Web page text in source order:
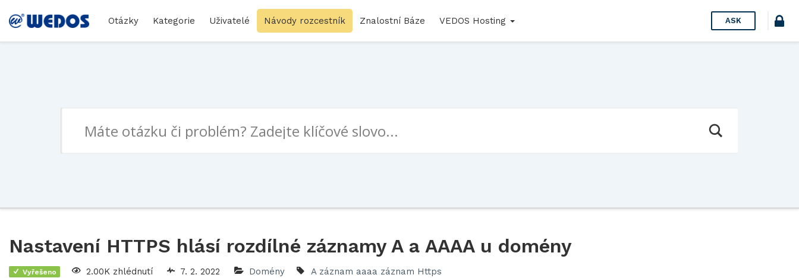
Otázky Kategorie Uživatelé Návody rozcestník Znalostní Báze VEDOS Hosting ASK
Nastavení HTTPS hlásí rozdílné záznamy A a AAAA u domény
Vyřešeno 2.00K zhlédnutí 7. 2. 2022 Domény A záznam aaaa záznam Https